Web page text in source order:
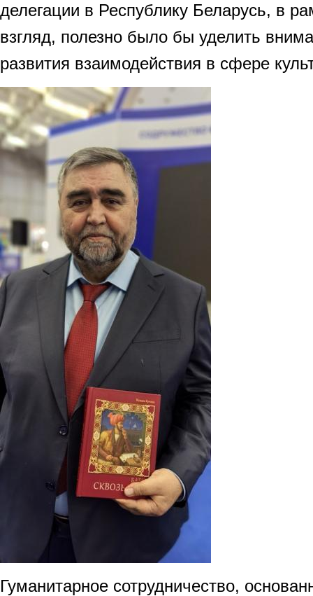
делегации в Республику Беларусь, в
взгляд, полезно было бы уделить
развития взаимодействия в сфере
Гуманитарное сотрудничество,